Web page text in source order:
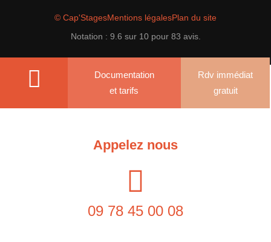
© Cap'StagesMentions légalesPlan du site
Notation : 9.6 sur 10pour83 avis.
Documentation
et tarifs
Rdv immédiat
gratuit
Appelez nous
09 78 45 00 08